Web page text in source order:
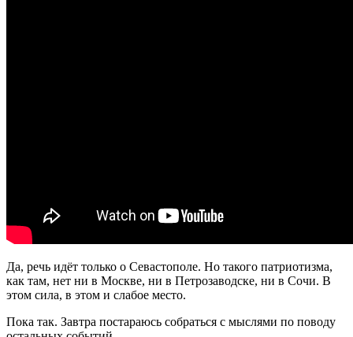
Да, речь идёт только о Севастополе. Но такого патриотизма,
как там, нет ни в Москве, ни в Петрозаводске, ни в Сочи. В
этом сила, в этом и слабое место.
Пока так. Завтра постараюсь собраться с мыслями по поводу